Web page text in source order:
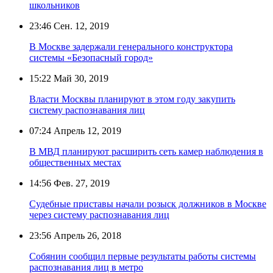
школьников
23:46 Сен. 12, 2019
В Москве задержали генерального конструктора
системы «Безопасный город»
15:22 Май 30, 2019
Власти Москвы планируют в этом году закупить
систему распознавания лиц
07:24 Апрель 12, 2019
В МВД планируют расширить сеть камер наблюдения в
общественных местах
14:56 Фев. 27, 2019
Судебные приставы начали розыск должников в Москве
через систему распознавания лиц
23:56 Апрель 26, 2018
Собянин сообщил первые результаты работы системы
распознавания лиц в метро